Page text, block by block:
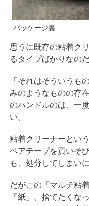
パッケージ裏
思うに既存の粘着ク
るタイプばかりなの
「それはそういうも
みのようなものの存
のハンドルのは、一
い。
粘着クリーナーとい
ペアテープを買いそ
も、処分してしまいに
だがこの「マルチ粘
「紙」。捨てたくな